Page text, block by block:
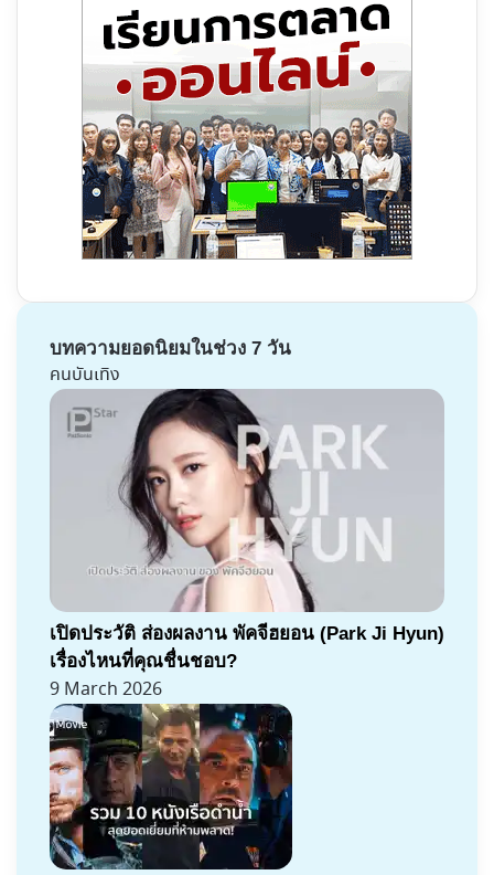
บทความยอดนิยมในช่วง 7 วัน
คนบันเทิง
เปิดประวัติ ส่องผลงาน พัคจีฮยอน (Park Ji Hyun)
เรื่องไหนที่คุณชื่นชอบ?
9 March 2026